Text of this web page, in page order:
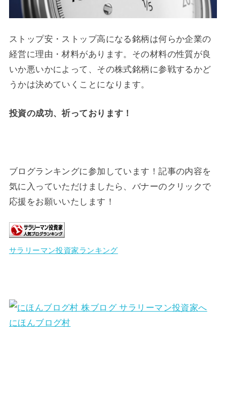
ストップ安・ストップ高になる銘柄は何らか企業の
経営に理由・材料があります。その材料の性質が良
いか悪いかによって、その株式銘柄に参戦するかど
うかは決めていくことになります。
投資の成功、祈っております！
ブログランキングに参加しています！記事の内容を
気に入っていただけましたら、バナーのクリックで
応援をお願いいたします！
サラリーマン投資家ランキング
にほんブログ村